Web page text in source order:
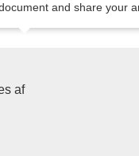
and share your
af